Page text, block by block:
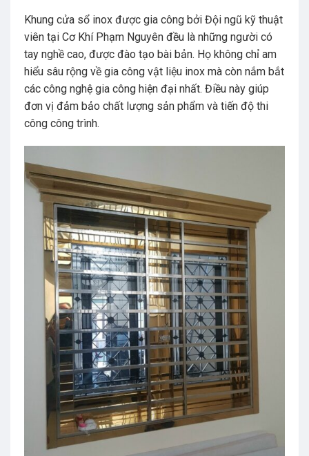
Khung cửa sổ inox được gia công bởi Đội ngũ kỹ thuật
viên tại Cơ Khí Phạm Nguyên đều là những người có
tay nghề cao, được đào tạo bài bản. Họ không chỉ am
hiểu sâu rộng về gia công vật liệu inox mà còn nắm bắt
các công nghệ gia công hiện đại nhất. Điều này giúp
đơn vị đảm bảo chất lượng sản phẩm và tiến độ thi
công công trình.